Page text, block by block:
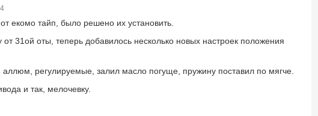
екомо тайп, было решено их установить.
31ой оты, теперь добавилось несколько новых настроек положения
регулируемые, залил масло погуще, пружину поставил по мягче.
и так, мелочевку.